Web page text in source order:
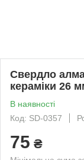
Свердло
кераміки 26
В наявності
Код: SD-0357
75 ₴